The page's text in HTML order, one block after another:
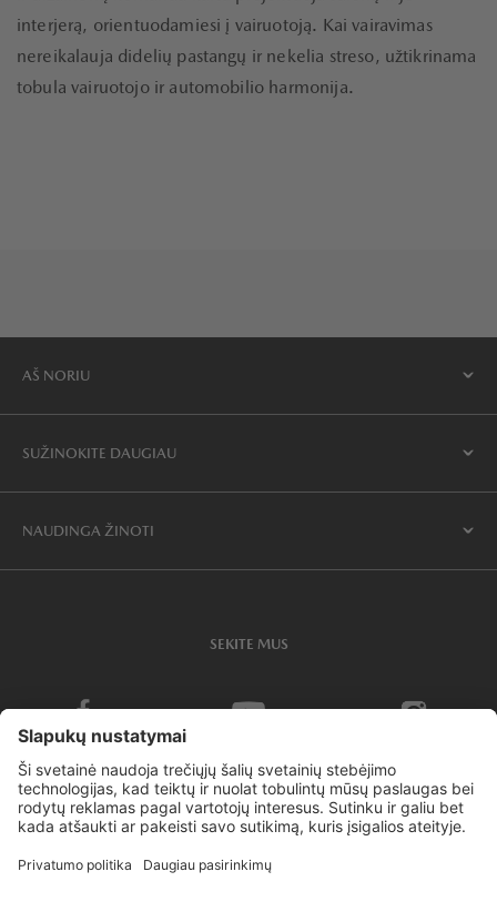
interjerą, orientuodamiesi į vairuotoją. Kai vairavimas
nereikalauja didelių pastangų ir nekelia streso, užtikrinama
tobula vairuotojo ir automobilio harmonija.
AŠ NORIU
SUŽINOKITE DAUGIAU
NAUDINGA ŽINOTI
SEKITE MUS
Slapukų politika ir nustatymai